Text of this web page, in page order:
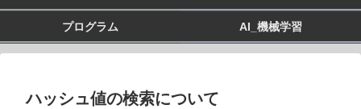
プログラム AI_機械学習
ハッシュ値の検索について